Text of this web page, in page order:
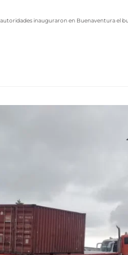
inauguraron en Buenaventura el